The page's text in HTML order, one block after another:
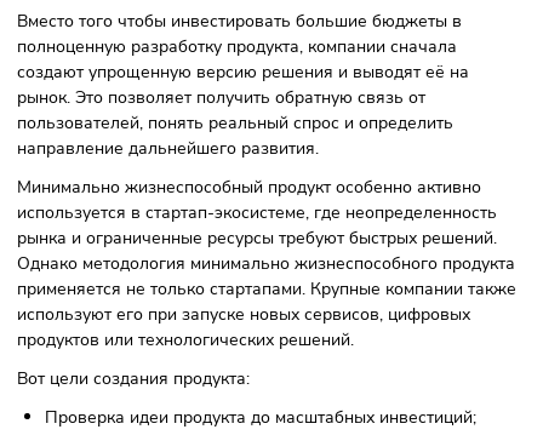
жизнеспособный продукт, который содержит только
ключевые функции, необходимые для решения основной
проблемы пользователя. Главная задача продукта —
проверить бизнес-гипотезу на реальных пользователях с
минимальными затратами времени и ресурсов.
полноценную разработку продукта, компании сначала
создают упрощенную версию решения и выводят её на
рынок. Это позволяет получить обратную связь от
пользователей, понять реальный спрос и определить
направление дальнейшего развития.
Минимально жизнеспособный продукт особенно активно
используется в стартап-экосистеме, где
рынка и ограниченные ресурсы требуют быстрых